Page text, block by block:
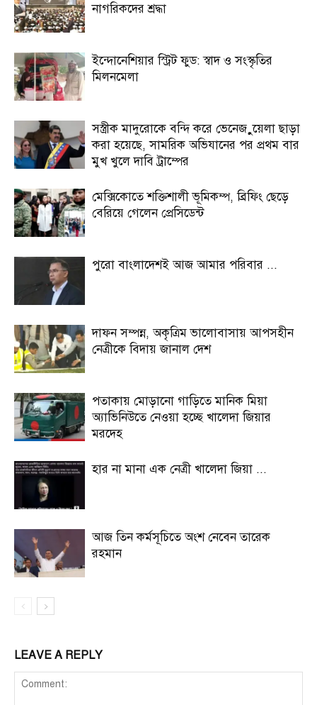
নাগরিকদের শ্রদ্ধা
ইন্দোনেশিয়ার স্ট্রিট ফুড: স্বাদ ও সংস্কৃতির
মিলনমেলা
সস্ত্রীক মাদুরোকে বন্দি করে ভেনেজ়ুয়েলা ছাড়া
করা হয়েছে, সামরিক অভিযানের পর প্রথম বার
মুখ খুলে দাবি ট্রাম্পের
মেক্সিকোতে শক্তিশালী ভূমিকম্প, ব্রিফিং ছেড়ে
বেরিয়ে গেলেন প্রেসিডেন্ট
পুরো বাংলাদেশই আজ আমার পরিবার ...
দাফন সম্পন্ন, অকৃত্রিম ভালোবাসায় আপসহীন
নেত্রীকে বিদায় জানাল দেশ
পতাকায় মোড়ানো গাড়িতে মানিক মিয়া
অ্যাভিনিউতে নেওয়া হচ্ছে খালেদা জিয়ার
মরদেহ
হার না মানা এক নেত্রী খালেদা জিয়া ...
আজ তিন কর্মসূচিতে অংশ নেবেন তারেক
রহমান
LEAVE A REPLY